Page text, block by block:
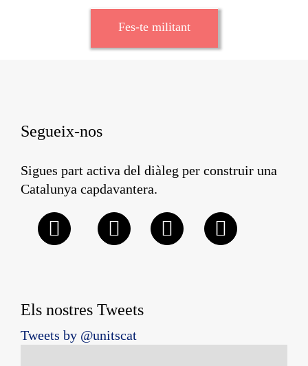
Cerca
Fes-te militant
Segueix-nos
Sigues part activa del diàleg per construir una
Catalunya capdavantera.
Els nostres Tweets
Tweets by @unitscat